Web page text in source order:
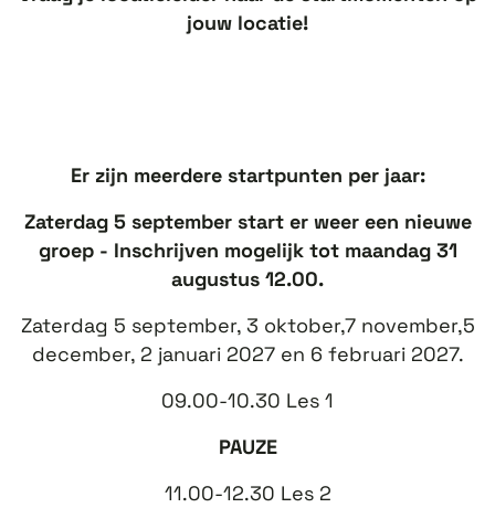
jouw locatie!
Er zijn meerdere startpunten per jaar:
Zaterdag 5 september start er weer een nieuwe
groep - Inschrijven mogelijk tot maandag 31
augustus 12.00.
Zaterdag 5 september, 3 oktober,7 november,5
december, 2 januari 2027 en 6 februari 2027.
09.00-10.30 Les 1
PAUZE
11.00-12.30 Les 2